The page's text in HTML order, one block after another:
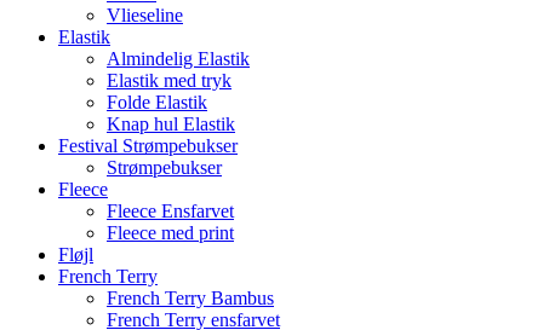
Vlieseline
Elastik
Almindelig Elastik
Elastik med tryk
Folde Elastik
Knap hul Elastik
Festival Strømpebukser
Strømpebukser
Fleece
Fleece Ensfarvet
Fleece med print
Fløjl
French Terry
French Terry Bambus
French Terry ensfarvet